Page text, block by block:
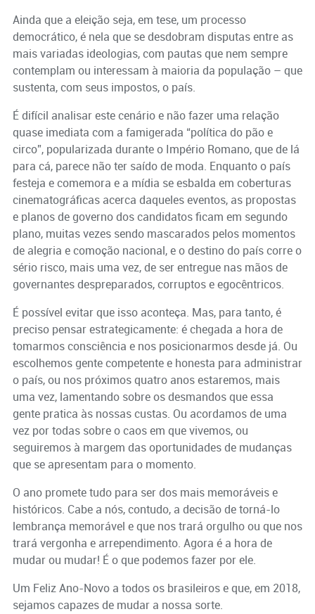
Ainda que a eleição seja, em tese, um processo
democrático, é nela que se desdobram disputas entre as
mais variadas ideologias, com pautas que nem sempre
contemplam ou interessam à maioria da população – que
sustenta, com seus impostos, o país.
É difícil analisar este cenário e não fazer uma relação
quase imediata com a famigerada “política do pão e
circo”, popularizada durante o Império Romano, que de lá
para cá, parece não ter saído de moda. Enquanto o país
festeja e comemora e a mídia se esbalda em coberturas
cinematográficas acerca daqueles eventos, as propostas
e planos de governo dos candidatos ficam em segundo
plano, muitas vezes sendo mascarados pelos momentos
de alegria e comoção nacional, e o destino do país corre o
sério risco, mais uma vez, de ser entregue nas mãos de
governantes despreparados, corruptos e egocêntricos.
É possível evitar que isso aconteça. Mas, para tanto, é
preciso pensar estrategicamente: é chegada a hora de
tomarmos consciência e nos posicionarmos desde já. Ou
escolhemos gente competente e honesta para administrar
o país, ou nos próximos quatro anos estaremos, mais
uma vez, lamentando sobre os desmandos que essa
gente pratica às nossas custas. Ou acordamos de uma
vez por todas sobre o caos em que vivemos, ou
seguiremos à margem das oportunidades de mudanças
que se apresentam para o momento.
O ano promete tudo para ser dos mais memoráveis e
históricos. Cabe a nós, contudo, a decisão de torná-lo
lembrança memorável e que nos trará orgulho ou que nos
trará vergonha e arrependimento. Agora é a hora de
mudar ou mudar! É o que podemos fazer por ele.
Um Feliz Ano-Novo a todos os brasileiros e que, em 2018,
sejamos capazes de mudar a nossa sorte.